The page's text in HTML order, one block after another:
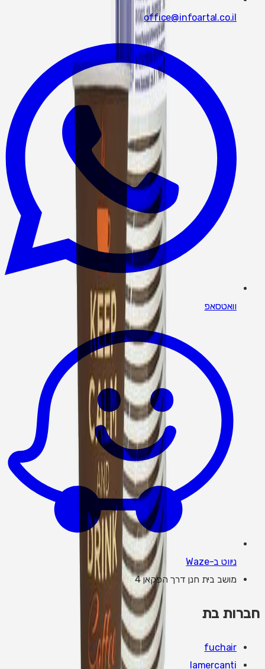
office@infoartal.co.il
וואטסאפ
ניווט ב-Waze
מושב בית חנן דרך הפקאן 4
חברות בת
fuchair
lamercanti